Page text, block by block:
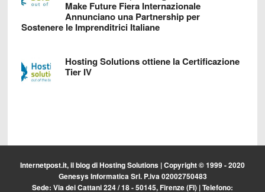
Make Future Fiera Internazionale
Annunciano una Partnership per
Sostenere le Imprenditrici Italiane
Hosting Solutions ottiene la Certificazione
Tier IV
Internetpost.it, il blog diHosting Solutions | Copyright © 1999 - 2020
Genesys Informatica Srl. P.iva 02002750483
Sede: Via dei Cattani 224 / 18 - 50145, Firenze (FI) | Telefono: